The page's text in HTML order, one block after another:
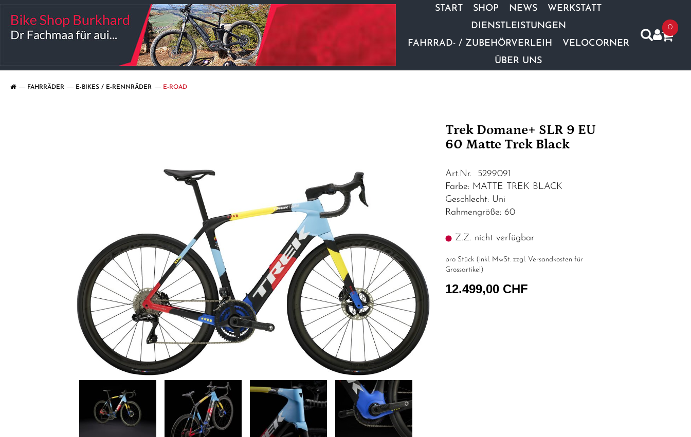
START SHOP NEWS
WERKSTATT
DIENSTLEISTUNGEN
FAHRRAD- / ZUBEHÖRVERLEIH
VELOCORNER
ÜBER UNS
0
FAHRRÄDER E-BIKES / E-RENNRÄDER E-ROAD
Trek Domane+ SLR 9 EU
60 Matte Trek Black
Art.Nr. 5299091
Farbe: MATTE TREK BLACK
Geschlecht: Uni
Rahmengröße: 60
Z.Z. nicht verfügbar
pro Stück (inkl. MwSt. zzgl. Versandkosten für
Grossartikel )
12.499,00 CHF